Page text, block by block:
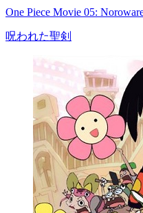
One Piece Movie 05:
呪われた聖剣